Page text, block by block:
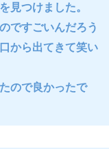
見つけました。
ですごいんだろう
から出てきて笑い
ので良かったで